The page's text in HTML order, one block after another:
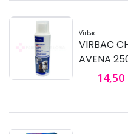
Virbac
VIRBAC
AVENA
14,50